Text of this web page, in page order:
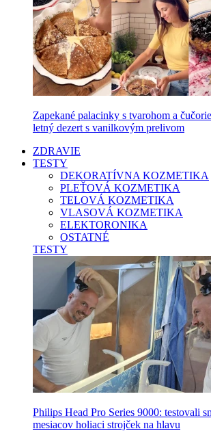
Zapekané palacinky s tvarohom a
letný dezert s vanilkovým prelivom
ZDRAVIE
TESTY
DEKORATÍVNA KOZMETIKA
PLEŤOVÁ KOZMETIKA
TELOVÁ KOZMETIKA
VLASOVÁ KOZMETIKA
ELEKTORONIKA
OSTATNÉ
TESTY
Philips Head Pro Series 9000: testovali
mesiacov holiaci strojček na hlavu